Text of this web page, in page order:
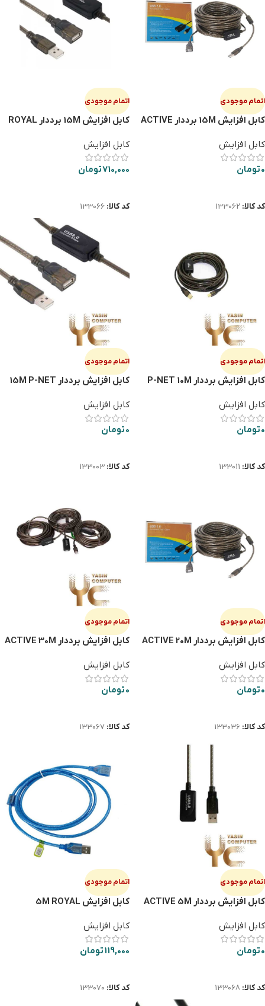
اتمام موجودی
کابل افزایش 15M برددار ACTIVE
کابل افزایش
0تومان
کد کالا: 133062
اتمام موجودی
کابل افزایش 15M برددار ROYAL
کابل افزایش
710,000تومان
کد کالا: 133066
اتمام موجودی
کابل افزایش برددار P-NET 10M
کابل افزایش
0تومان
کد کالا: 133011
اتمام موجودی
کابل افزایش برددار 15M P-NET
کابل افزایش
0تومان
کد کالا: 133003
اتمام موجودی
کابل افزایش برددار ACTIVE 20M
کابل افزایش
0تومان
کد کالا: 133036
اتمام موجودی
کابل افزایش برددار ACTIVE 30M
کابل افزایش
0تومان
کد کالا: 133067
اتمام موجودی
کابل افزایش برددار ACTIVE 5M
کابل افزایش
0تومان
کد کالا: 133068
اتمام موجودی
کابل افزایش 5M ROYAL
کابل افزایش
119,000تومان
کد کالا: 133070